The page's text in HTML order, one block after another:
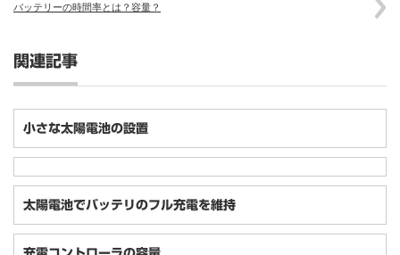
バッテリーの時間率とは？容量？
関連記事
小さな太陽電池の設置
太陽電池でバッテリのフル充電を維持